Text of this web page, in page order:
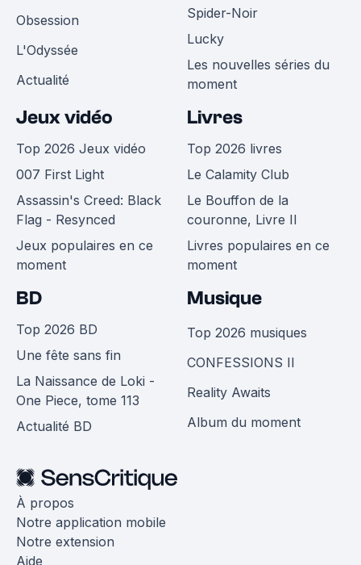
Obsession
L'Odyssée
Actualité
Spider-Noir
Lucky
Les nouvelles séries du
moment
Jeux vidéo
Top 2026 Jeux vidéo
007 First Light
Assassin's Creed: Black
Flag - Resynced
Jeux populaires en ce
moment
Livres
Top 2026 livres
Le Calamity Club
Le Bouffon de la
couronne, Livre II
Livres populaires en ce
moment
BD
Top 2026 BD
Une fête sans fin
La Naissance de Loki -
One Piece, tome 113
Actualité BD
Musique
Top 2026 musiques
CONFESSIONS II
Reality Awaits
Album du moment
À propos
Notre application mobile
Notre extension
Aide